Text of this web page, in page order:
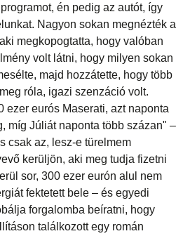
én pedig az autót, így
Nagyon sokan megnézték a
megkopogtatta, hogy valóban
volt látni, hogy milyen sokan
majd hozzátette, hogy több
róla, igazi szenzáció volt.
ezer eurós Maserati, azt naponta
míg Júliát naponta több százan" –
csak az, lesz-e türelmem
kerüljön, aki meg tudja fizetni
sor, 300 ezer eurón alul nem
fektetett bele – és egyedi
forgalomba beíratni, hogy
találkozott egy román